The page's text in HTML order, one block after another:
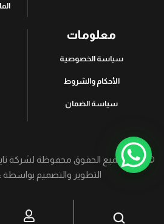
معلومات
سياسة الخصوصية
الأحكام والشروط
سياسة الضمان
© 2026، جميع الحقوق محفوظة لشركة
التطوير والتصميم بواسطة :